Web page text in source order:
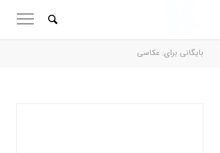
بایگانی برای: عکاسی